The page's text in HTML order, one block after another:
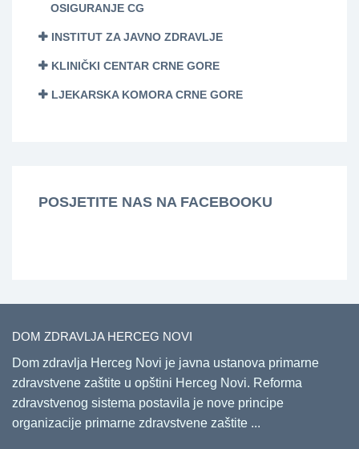
OSIGURANJE CG
INSTITUT ZA JAVNO ZDRAVLJE
KLINIČKI CENTAR CRNE GORE
LJEKARSKA KOMORA CRNE GORE
POSJETITE NAS NA FACEBOOKU
DOM ZDRAVLJA HERCEG NOVI
Dom zdravlja Herceg Novi je javna ustanova primarne
zdravstvene zaštite u opštini Herceg Novi. Reforma
zdravstvenog sistema postavila je nove principe
organizacije primarne zdravstvene zaštite ...